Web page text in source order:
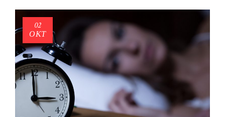
02
ΟΚΤ